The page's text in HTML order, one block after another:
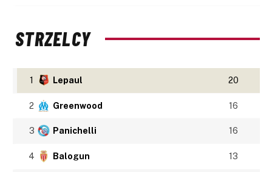
STRZELCY
1 Lepaul 20
2 Greenwood 16
3 Panichelli 16
4 Balogun 13